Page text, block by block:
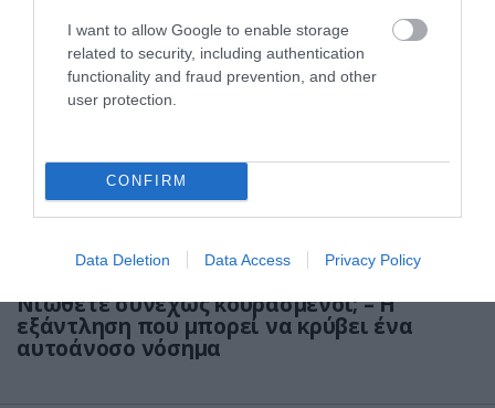
I want to allow Google to enable storage
related to security, including authentication
functionality and fraud prevention, and other
user protection.
CONFIRM
Data Deletion Data Access Privacy Policy
Εκεί που κρύβεται ο μεγαλύτερος κίνδυνος
30.07.2026 15:11
Νιώθετε συνεχώς κουρασμένοι; – Η
εξάντληση που μπορεί να κρύβει ένα
αυτοάνοσο νόσημα